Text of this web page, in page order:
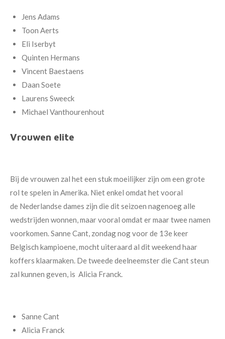
Jens Adams
Toon Aerts
Eli Iserbyt
Quinten Hermans
Vincent Baestaens
Daan Soete
Laurens Sweeck
Michael Vanthourenhout
Vrouwen elite
Bij de vrouwen zal het een stuk moeilijker zijn om een grote
rol te spelen in Amerika. Niet enkel omdat het vooral
de Nederlandse dames zijn die dit seizoen nagenoeg alle
wedstrijden wonnen, maar vooral omdat er maar twee namen
voorkomen. Sanne Cant, zondag nog voor de 13e keer
Belgisch kampioene, mocht uiteraard al dit weekend haar
koffers klaarmaken. De tweede deelneemster die Cant steun
zal kunnen geven, is Alicia Franck.
Sanne Cant
Alicia Franck